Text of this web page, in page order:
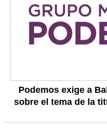
Podemos exige a
sobre el tema de la